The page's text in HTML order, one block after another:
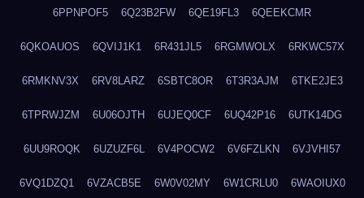
6PPNPOF5 6Q23B2FW 6QE19FL3 6QEEKCMR
6QKOAUOS 6QVIJ1K1 6R431JL5 6RGMWOLX 6RKWC57X
6RMKNV3X 6RV8LARZ 6SBTC8OR 6T3R3AJM 6TKE2JE3
6TPRWJZM 6U06OJTH 6UJEQ0CF 6UQ42P16 6UTK14DG
6UU9ROQK 6UZUZF6L 6V4POCW2 6V6FZLKN 6VJVHI57
6VQ1DZQ1 6VZACB5E 6W0V02MY 6W1CRLU0 6WAOIUX0